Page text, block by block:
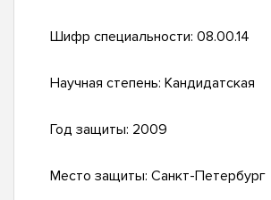
Шифр специальности: 08.00.14
Научная степень: Кандидатская
Год защиты: 2009
Место защиты: Санкт-Петербург